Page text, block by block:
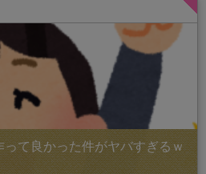
て良かった件がヤバすぎるｗ